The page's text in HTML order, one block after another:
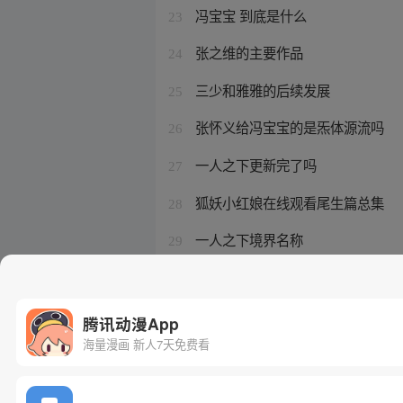
23 冯宝宝 到底是什么
24 张之维的主要作品
25 三少和雅雅的后续发展
26 张怀义给冯宝宝的是炁体源流吗
27 一人之下更新完了吗
28 狐妖小红娘在线观看尾生篇总集
29 一人之下境界名称
腾讯动漫App
海量漫画 新人7天免费看